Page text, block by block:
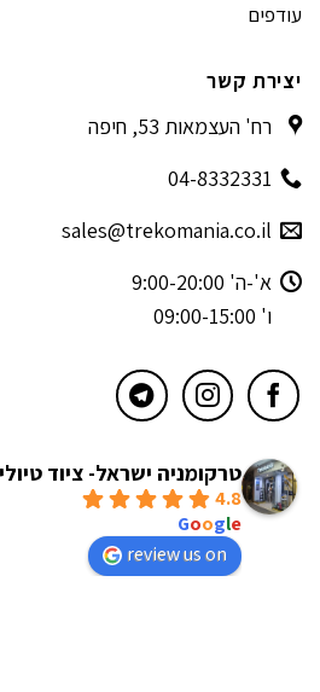
עודפים
יצירת קשר
רח' העצמאות 53, חיפה
04-8332331
sales@trekomania.co.il
א'-ה' 9:00-20:00
ו' 09:00-15:00
טרקומניה ישראל- ציוד
4.8
Google
review us on